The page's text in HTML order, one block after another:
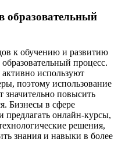
образовательный
к обучению и развитию
процесс.
используют
поэтому использование
значительно повысить
Бизнесы в сфере
предлагать онлайн-курсы,
решения,
знания и навыки в более